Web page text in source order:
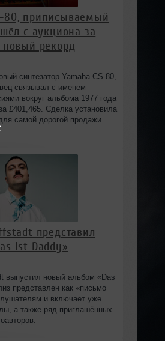
80, приписываемый
с аукциона за
новый рекорд
синтезатор Yamaha CS-80,
связывал с именем
вокруг альбома 1977 года
£401,465. Сделка установила
самой дорогой продажи
представил
Ist Daddy»
выпустил новый альбом «Das
представлен как «письмо
и включает уже
а также ряд приглашённых